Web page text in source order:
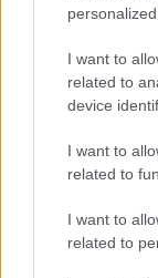
I want to
related to
device
I want to
related to
I want to
related to
I
I